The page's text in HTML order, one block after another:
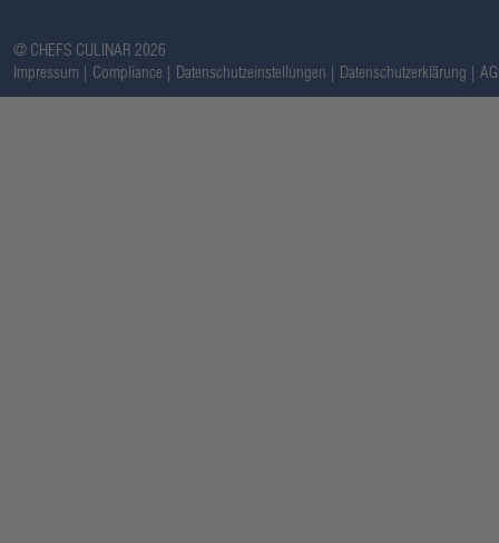
@ CHEFS CULINAR 2026
Impressum
Compliance Datenschutzeinstellungen Datenschutzerklärung